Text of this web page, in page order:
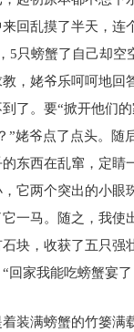
回乱摸了半天，连
5只螃蟹了自己却空
，姥爷乐呵呵地回
了。要“掀开他们
”姥爷点了点头。随
东西在乱窜，定睛
它两个突出的小眼
一马。随之，我使
块，收获了五只强
回家我能吃螃蟹宴
装满螃蟹的竹篓满